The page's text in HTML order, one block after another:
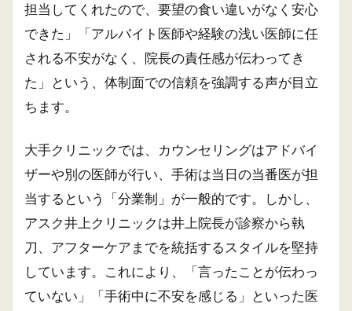
担当してくれたので、要望の食い違いがなく安心
できた」「アルバイト医師や経験の浅い医師に任
される不安がなく、院長の責任感が伝わってき
た」という、体制面での信頼を強調する声が目立
ちます。
大手クリニックでは、カウンセリングはアドバイ
ザーや別の医師が行い、手術は当日の当番医が担
当するという「分業制」が一般的です。しかし、
アスク井上クリニックは井上院長が診察から執
刀、アフターケアまでを統括するスタイルを堅持
しています。これにより、「言ったことが伝わっ
ていない」「手術中に不安を感じる」といった医